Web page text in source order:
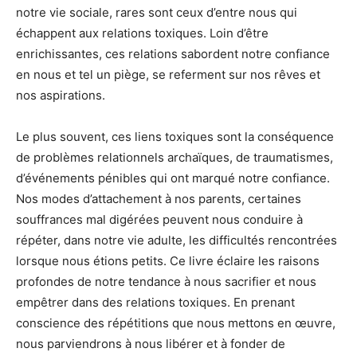
notre vie sociale, rares sont ceux d’entre nous qui
échappent aux relations toxiques. Loin d’être
enrichissantes, ces relations sabordent notre confiance
en nous et tel un piège, se referment sur nos rêves et
nos aspirations.
Le plus souvent, ces liens toxiques sont la conséquence
de problèmes relationnels archaïques, de traumatismes,
d’événements pénibles qui ont marqué notre confiance.
Nos modes d’attachement à nos parents, certaines
souffrances mal digérées peuvent nous conduire à
répéter, dans notre vie adulte, les difficultés rencontrées
lorsque nous étions petits. Ce livre éclaire les raisons
profondes de notre tendance à nous sacrifier et nous
empêtrer dans des relations toxiques. En prenant
conscience des répétitions que nous mettons en œuvre,
nous parviendrons à nous libérer et à fonder de